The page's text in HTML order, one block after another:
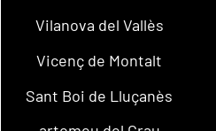
Vilanova del Vallès
Vicenç de Montalt
Sant Boi de Lluçanès